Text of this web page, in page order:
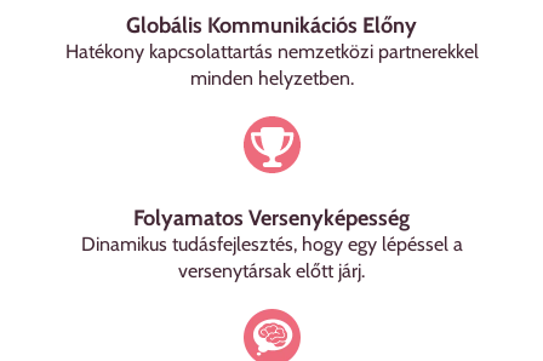
Globális Kommunikációs Előny
Hatékony kapcsolattartás nemzetközi partnerekkel
minden helyzetben.
Folyamatos Versenyképesség
Dinamikus tudásfejlesztés, hogy egy lépéssel a
versenytársak előtt járj.